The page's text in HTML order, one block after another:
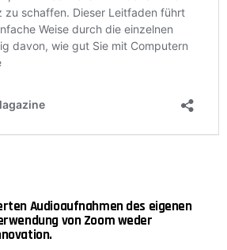
Audioaufnahmen des eigenen
von Zoom weder